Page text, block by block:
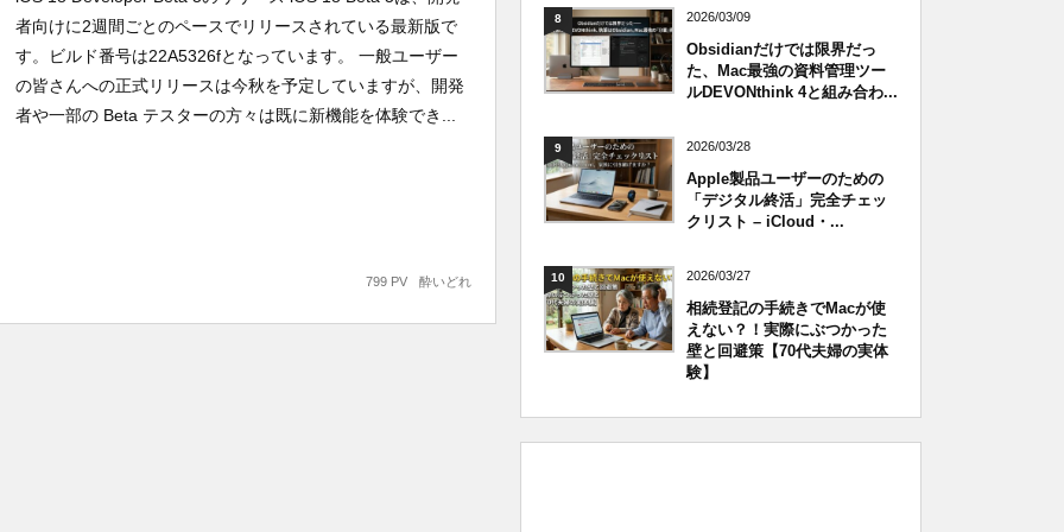
者向けに2週間ごとのペースでリリースされている最新版で
す。ビルド番号は22A5326fとなっています。 一般ユーザー
の皆さんへの正式リリースは今秋を予定していますが、開発
者や一部の Beta テスターの方々は既に新機能を体験でき...
酔いどれ
799 PV
8 2026/03/09
Obsidianだけでは限界だっ
た、Mac最強の資料管理ツー
ルDEVONthink 4と組み合わ...
9 2026/03/28
Apple製品ユーザーのための
「デジタル終活」完全チェッ
クリスト – iCloud・...
10 2026/03/27
相続登記の手続きでMacが使
えない？！実際にぶつかった
壁と回避策【70代夫婦の実体
験】